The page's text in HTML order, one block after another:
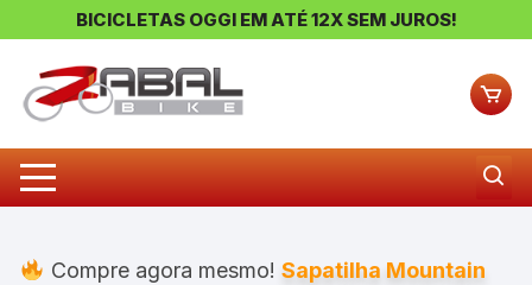
BICICLETAS OGGI EM ATÉ 12X SEM JUROS!
Compre agora mesmo! Sapatilha Mountain